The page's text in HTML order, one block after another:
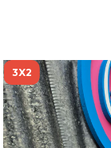
3X2